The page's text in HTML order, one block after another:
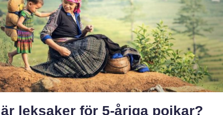
leksaker för 5-åriga pojkar?